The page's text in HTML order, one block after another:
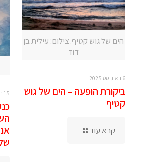
הים של גוש קטיף. צילום: עילית בן
דוד
6 באוגוסט 2025
ביקורת הופעה – הים של גוש
קטיף
קרא עוד
15 בספטמבר 2023
של 88